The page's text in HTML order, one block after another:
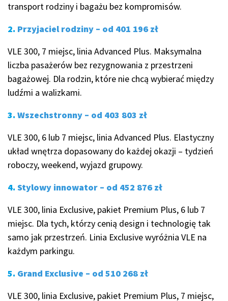
transport rodziny i bagażu bez kompromisów.
2. Przyjaciel rodziny – od 401 196 zł
VLE 300, 7 miejsc, linia Advanced Plus. Maksymalna
liczba pasażerów bez rezygnowania z przestrzeni
bagażowej. Dla rodzin, które nie chcą wybierać między
ludźmi a walizkami.
3. Wszechstronny – od 403 803 zł
VLE 300, 6 lub 7 miejsc, linia Advanced Plus. Elastyczny
układ wnętrza dopasowany do każdej okazji – tydzień
roboczy, weekend, wyjazd grupowy.
4. Stylowy innowator – od 452 876 zł
VLE 300, linia Exclusive, pakiet Premium Plus, 6 lub 7
miejsc. Dla tych, którzy cenią design i technologię tak
samo jak przestrzeń. Linia Exclusive wyróżnia VLE na
każdym parkingu.
5. Grand Exclusive – od 510 268 zł
VLE 300, linia Exclusive, pakiet Premium Plus, 7 miejsc,